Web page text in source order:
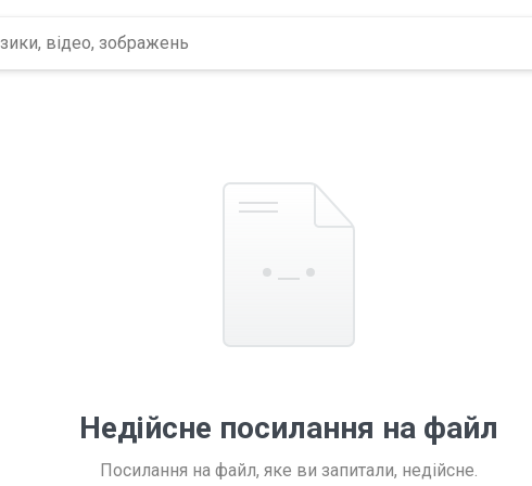
Недійсне посилання на файл
Посилання на файл, яке ви запитали, недійсне.